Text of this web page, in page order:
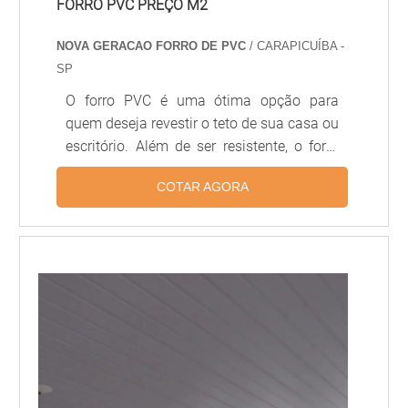
FORRO PVC PREÇO M2
NOVA GERACAO FORRO DE PVC/ CARAPICUÍBA -
SP
O forro PVC é uma ótima opção para
quem deseja revestir o teto de sua casa ou
escritório. Além de ser resistente, o forro
PVC é fácil de limpar e possui um ótimo
custo-benefício. O preço do forro PVC por
escolhido, mas é possível encontrar
COTAR AGORA